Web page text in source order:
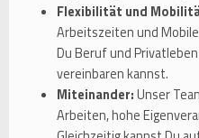
Flexibilität und
Arbeitszeiten und
Du Beruf und
vereinbaren kannst.
Miteinander:Unser
Arbeiten, hohe